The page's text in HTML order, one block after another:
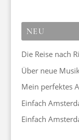
NEU
Die Reise nach
Über neue Musik
Mein perfektes
Einfach
Einfach